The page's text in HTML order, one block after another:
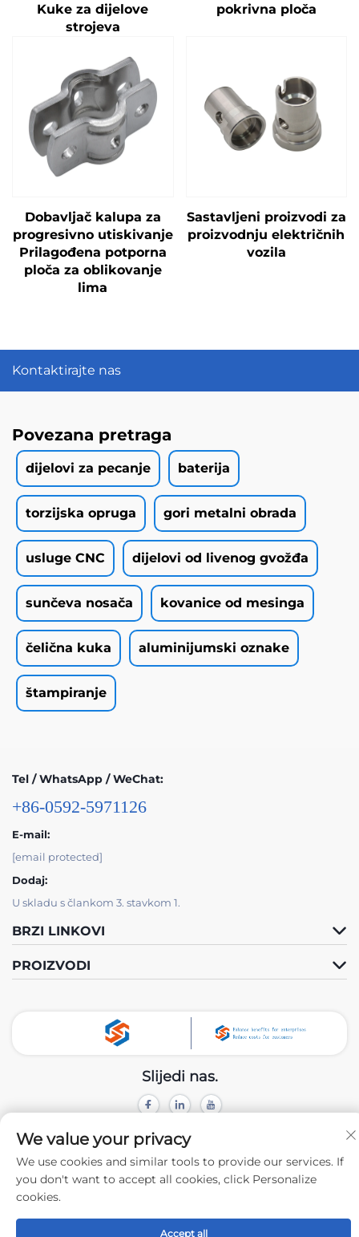
Kuke za dijelove
strojeva
pokrivna ploča
Dobavljač kalupa za
progresivno utiskivanje
Prilagođena potporna
ploča za oblikovanje
lima
Sastavljeni proizvodi za
proizvodnju električnih
vozila
Kontaktirajte nas
Povezana pretraga
dijelovi za pecanje baterija
torzijska opruga gori metalni obrada
usluge CNC dijelovi od livenog gvožđa
sunčeva nosača kovanice od mesinga
čelična kuka aluminijumski oznake
štampiranje
Tel / WhatsApp / WeChat:
+86-0592-5971126
E-mail:
[email protected]
Dodaj:
U skladu s člankom 3. stavkom 1.
BRZI LINKOVI
PROIZVODI
Slijedi nas.
Autorsko pravo © 2024 Xiamen Tongchengjianhui Industry & Trade
Co., Ltd. -Politika privatnosti
We value your privacy
We use cookies and similar tools to provide our services. If
you don't want to accept all cookies, click Personalize
cookies.
Accept all